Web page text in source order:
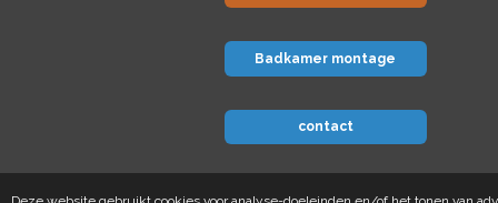
Badkamer montage
contact